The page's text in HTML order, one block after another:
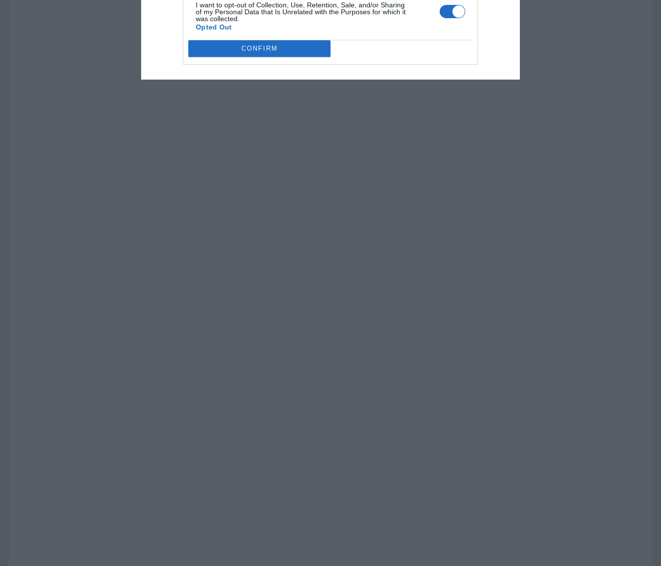
I want to opt-out of Collection, Use, Retention, Sale, and/or Sharing
of my Personal Data that Is Unrelated with the Purposes for which it
was collected.
Opted Out
CONFIRM